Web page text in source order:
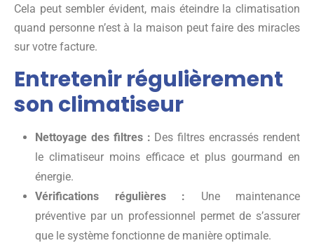
Cela peut sembler évident, mais éteindre la climatisation
quand personne n’est à la maison peut faire des miracles
sur votre facture.
Entretenir régulièrement
son climatiseur
Nettoyage des filtres : Des filtres encrassés rendent
le climatiseur moins efficace et plus gourmand en
énergie.
Vérifications régulières : Une maintenance
préventive par un professionnel permet de s’assurer
que le système fonctionne de manière optimale.